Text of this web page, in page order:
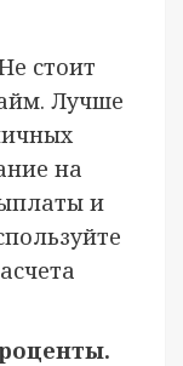
стоит
Лучше
на
и